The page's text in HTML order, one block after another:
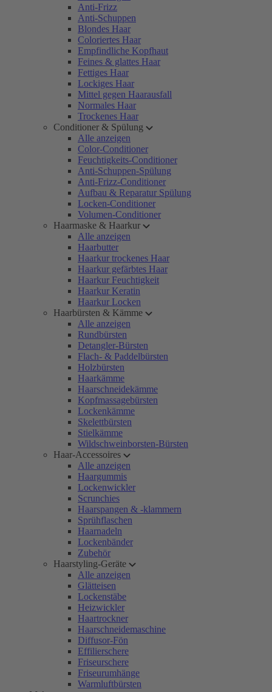
Anti-Frizz
Anti-Schuppen
Blondes Haar
Coloriertes Haar
Empfindliche Kopfhaut
Feines & glattes Haar
Fettiges Haar
Lockiges Haar
Mittel gegen Haarausfall
Normales Haar
Trockenes Haar
Conditioner & Spülung
Alle anzeigen
Color-Conditioner
Feuchtigkeits-Conditioner
Anti-Schuppen-Spülung
Anti-Frizz-Conditioner
Aufbau & Reparatur Spülung
Locken-Conditioner
Volumen-Conditioner
Haarmaske & Haarkur
Alle anzeigen
Haarbutter
Haarkur trockenes Haar
Haarkur gefärbtes Haar
Haarkur Feuchtigkeit
Haarkur Keratin
Haarkur Locken
Haarbürsten & Kämme
Alle anzeigen
Rundbürsten
Detangler-Bürsten
Flach- & Paddelbürsten
Holzbürsten
Haarkämme
Haarschneidekämme
Kopfmassagebürsten
Lockenkämme
Skelettbürsten
Stielkämme
Wildschweinborsten-Bürsten
Haar-Accessoires
Alle anzeigen
Haargummis
Lockenwickler
Scrunchies
Haarspangen & -klammern
Sprühflaschen
Haarnadeln
Lockenbänder
Zubehör
Haarstyling-Geräte
Alle anzeigen
Glätteisen
Lockenstäbe
Heizwickler
Haartrockner
Haarschneidemaschine
Diffusor-Fön
Effilierschere
Friseurschere
Friseurumhänge
Warmluftbürsten